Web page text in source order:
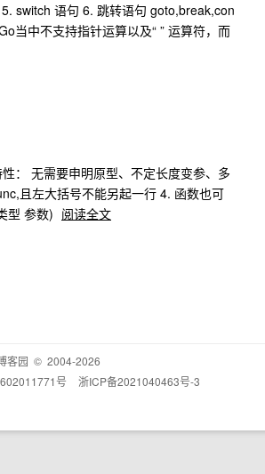
switch 语句 6. 跳转语句 goto,break,con
当中不支持指针运算以及“ ” 运算符，而
： 无需要申明原型、不定长度变参、多
且左大括号不能另起一行 4. 函数也可
型 参数) 阅读全文
客园 © 2004-2026
号
浙ICP备2021040463号-3